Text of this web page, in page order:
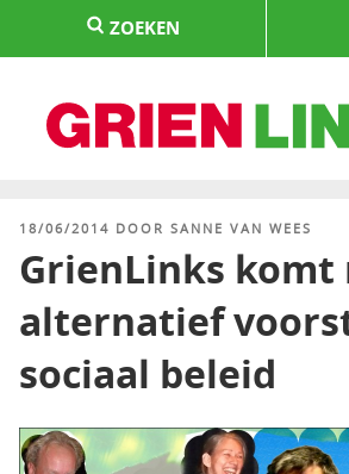
springen
ZOEKEN
GEPLAATST
18/06/2014 DOOR SANNE VAN WEES
GrienLinks komt
alternatief
sociaal beleid